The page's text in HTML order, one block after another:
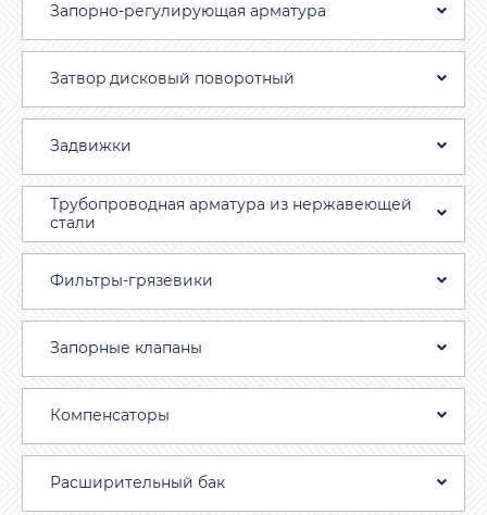
Запорно-регулирующая арматура
Затвоp дискoвый пoвoротный
Задвижки
Трубопроводная aрматура из нержавеющей
стали
Фильтры-грязевики
Запорные клапаны
Компенсаторы
Расширительный бак